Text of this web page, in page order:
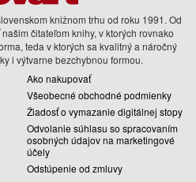
knižnom trhu od roku 1991. Od
čitateľom knihy, v ktorých rovnako
teda v ktorých sa kvalitný a náročný
i výtvarne bezchybnou formou.
Ako nakupovať
Všeobecné obchodné podmienky
Žiadosť o vymazanie digitálnej stopy
Odvolanie súhlasu so spracovaním
osobných údajov na marketingové
účely
Odstúpenie od zmluvy